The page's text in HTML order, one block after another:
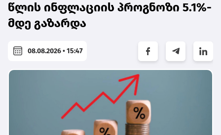
წლის ინფლაციის პროგნოზი 5.1%-
მდე გაზარდა
08.08.2026 • 15:47